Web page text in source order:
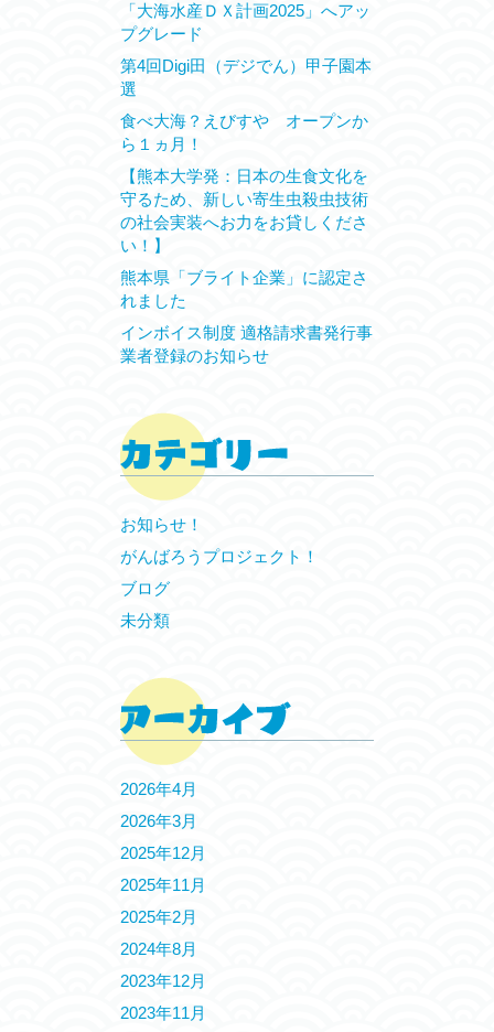
「大海水産ＤＸ計画2025」へアッ
プグレード
第4回Digi田（デジでん）甲子園本
選
食べ大海？えびすや オープンか
ら１ヵ月！
【熊本大学発：日本の生食文化を
守るため、新しい寄生虫殺虫技術
の社会実装へお力をお貸しくださ
い！】
熊本県「ブライト企業」に認定さ
れました
インボイス制度 適格請求書発行事
業者登録のお知らせ
お知らせ！
がんばろうプロジェクト！
ブログ
未分類
2026年4月
2026年3月
2025年12月
2025年11月
2025年2月
2024年8月
2023年12月
2023年11月